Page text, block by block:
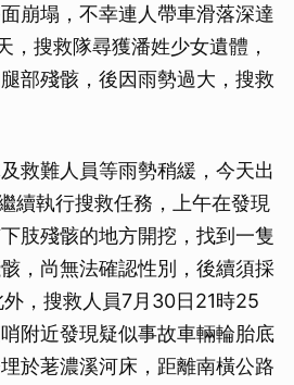
崩塌，不幸連人帶車滑落深達
，搜救隊尋獲潘姓少女遺體，
部殘骸，後因雨勢過大，搜救
救難人員等雨勢稍緩，今天出
續執行搜救任務，上午在發現
肢殘骸的地方開挖，找到一隻
，尚無法確認性別，後續須採
，搜救人員7月30日21時25
附近發現疑似事故車輛輪胎底
於荖濃溪河床，距離南橫公路